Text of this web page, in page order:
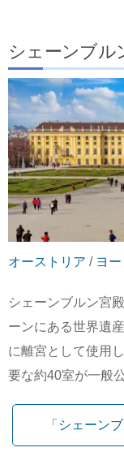
シェーンブル
オーストリア / ヨ
シェーンブルン宮
ーンにある世界遺
に離宮として使用
要な約40室が一般
「シェーン